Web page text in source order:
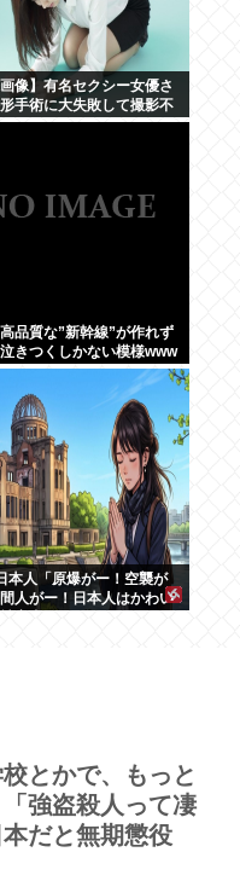
画像】有名セクシー女優さ
手術に大失敗して撮影不
！
品質な”新幹線”が作れず
きつくしかない模様www
本人「原爆がー！空襲が
人がー！日本人はかわい
とかで、もっと
強盗殺人って凄
だと無期懲役